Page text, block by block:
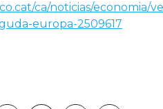
ca/noticias/economia/
europa-2509617